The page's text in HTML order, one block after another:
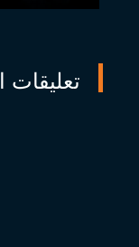
تعليقات